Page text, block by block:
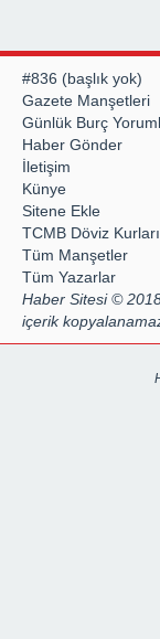
#836 (başlık yok)
Gazete Manşetleri
Günlük Burç
Haber Gönder
İletişim
Künye
Sitene Ekle
TCMB Döviz
Tüm Manşetler
Tüm Yazarlar
Haber Sitesi ©
içerik